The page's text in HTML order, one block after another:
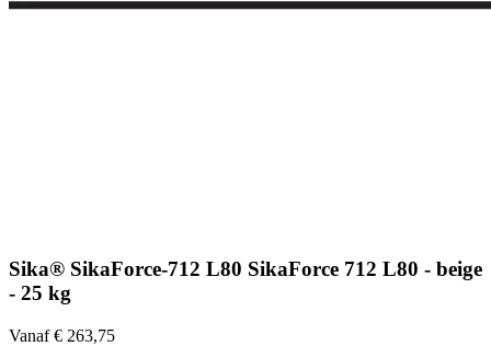
Sika® SikaForce-712 L80 SikaForce 712 L80 - beige
- 25 kg
Vanaf € 263,75